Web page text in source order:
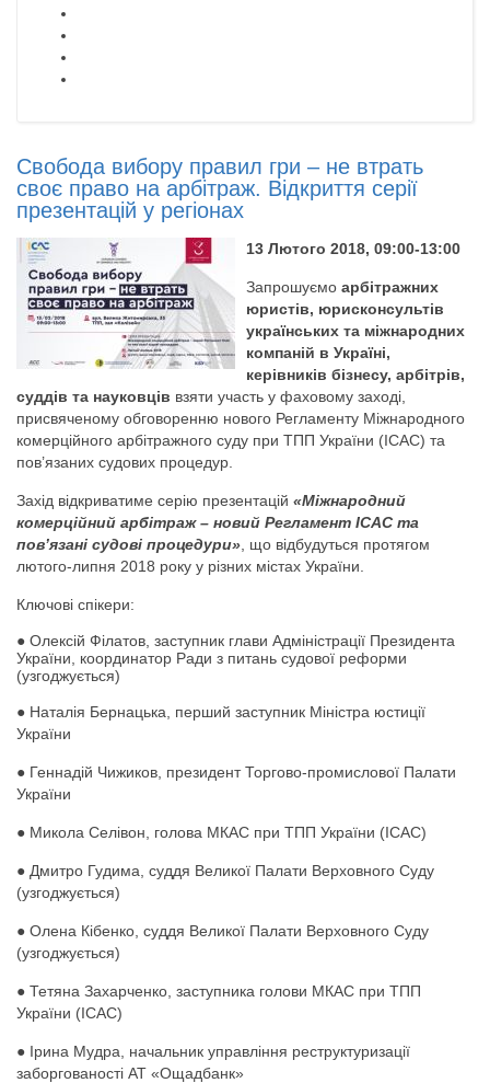
Свобода вибору правил гри – не втрать
своє право на арбітраж. Відкриття серії
презентацій у регіонах
13 Лютого 2018, 09:00-13:00
Запрошуємо арбітражних
юристів, юрисконсультів
українських та міжнародних
компаній в Україні,
керівників бізнесу, арбітрів,
суддів та науковців взяти участь у фаховому заході,
присвяченому обговоренню нового Регламенту Міжнародного
комерційного арбітражного суду при ТПП України (ICAC) та
пов’язаних судових процедур.
Захід відкриватиме серію презентацій «Міжнародний
комерційний арбітраж – новий Регламент ICAC та
пов’язані судові процедури» , що відбудуться протягом
лютого-липня 2018 року у різних містах України.
Ключові спікери:
● Олексій Філатов, заступник глави Адміністрації Президента
України, координатор Ради з питань судової реформи
(узгоджується)
● Наталія Бернацька, перший заступник Міністра юстиції
України
● Геннадій Чижиков, президент Торгово-промислової Палати
України
● Микола Селівон, голова МКАС при ТПП України (ICAC)
● Дмитро Гудима, суддя Великої Палати Верховного Суду
(узгоджується)
● Олена Кібенко, суддя Великої Палати Верховного Суду
(узгоджується)
● Тетяна Захарченко, заступника голови МКАС при ТПП
України (ICAC)
● Ірина Мудра, начальник управління реструктуризації
заборгованості АТ «Ощадбанк»